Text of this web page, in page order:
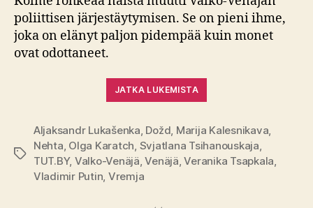
poliittisen järjestäytymisen. Se on pieni ihme,
joka on elänyt paljon pidempää kuin monet
ovat odottaneet.
JATKA LUKEMISTA
Avainsanat
Aljaksandr Lukašenka, Dožd, Marija Kalesnikava,
Nehta, Olga Karatch, Svjatlana Tsihanouskaja,
TUT.BY, Valko-Venäjä,Venäjä,Veranika Tsapkala,
Vladimir Putin, Vremja